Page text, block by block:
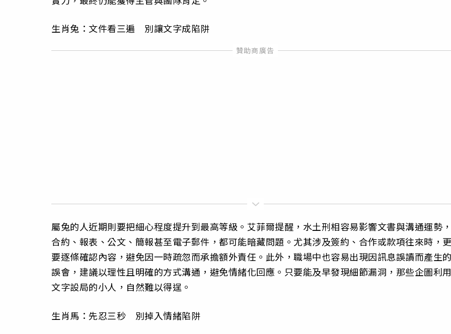
生肖兔：文件看三遍 別讓文字成陷阱
屬兔的人近期則要把細心程度提升到最高等級。艾菲爾提醒，水土刑相容易影響文書與溝通運勢
合約、報表、公文、簡報甚至電子郵件，都可能暗藏問題。尤其涉及簽約、合作或款項往來時，
要逐條確認內容，避免因一時疏忽而承擔額外責任。此外，職場中也容易出現因訊息誤讀而產生
誤會，建議以理性且明確的方式溝通，避免情緒化回應。只要能及早發現細節漏洞，那些企圖利
文字設局的小人，自然難以得逞。
生肖馬：先忍三秒 別掉入情緒陷阱